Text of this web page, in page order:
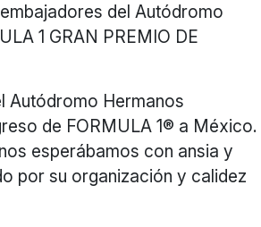
del Autódromo
1 GRAN PREMIO DE
Autódromo Hermanos
de FORMULA 1® a México.
esperábamos con ansia y
por su organización y calidez